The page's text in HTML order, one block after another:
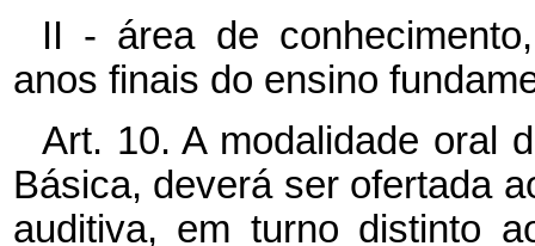
II - área de
anos finais do ensino
Art. 10. A modalidade oral
Básica, deverá ser ofertada
auditiva, em turno distinto